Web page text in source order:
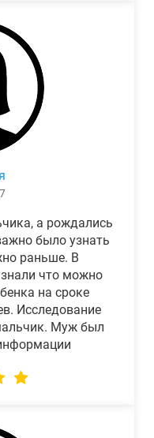
а рождались
было узнать
раньше. В
что можно
на сроке
Исследование
Муж был